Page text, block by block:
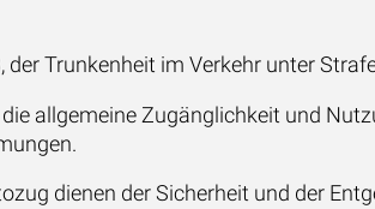
Trunkenheit im Verkehr unter
allgemeine Zugänglichkeit und
dienen der Sicherheit und der